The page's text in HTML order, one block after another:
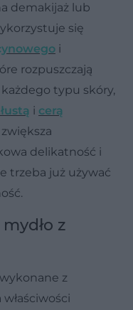
demakijaż lub
się
i
rozpuszczają
typu skóry,
i cerą
delikatność i
trzeba już używać
z
z